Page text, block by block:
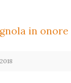
in